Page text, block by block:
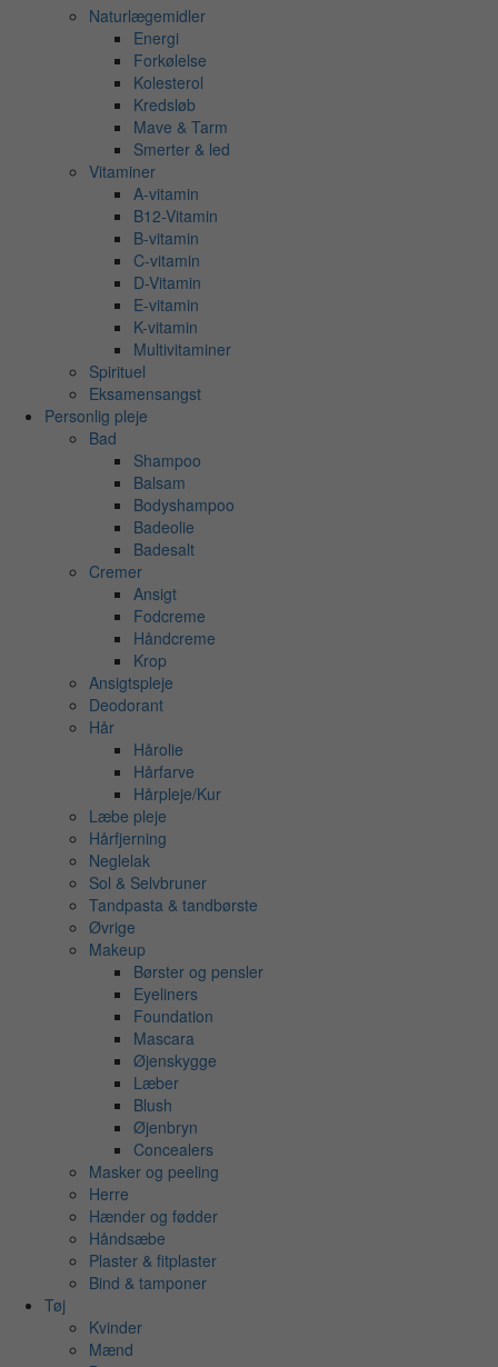
Naturlægemidler
Energi
Forkølelse
Kolesterol
Kredsløb
Mave & Tarm
Smerter & led
Vitaminer
A-vitamin
B12-Vitamin
B-vitamin
C-vitamin
D-Vitamin
E-vitamin
K-vitamin
Multivitaminer
Spirituel
Eksamensangst
Personlig pleje
Bad
Shampoo
Balsam
Bodyshampoo
Badeolie
Badesalt
Cremer
Ansigt
Fodcreme
Håndcreme
Krop
Ansigtspleje
Deodorant
Hår
Hårolie
Hårfarve
Hårpleje/Kur
Læbe pleje
Hårfjerning
Neglelak
Sol & Selvbruner
Tandpasta & tandbørste
Øvrige
Makeup
Børster og pensler
Eyeliners
Foundation
Mascara
Øjenskygge
Læber
Blush
Øjenbryn
Concealers
Masker og peeling
Herre
Hænder og fødder
Håndsæbe
Plaster & fitplaster
Bind & tamponer
Tøj
Kvinder
Mænd